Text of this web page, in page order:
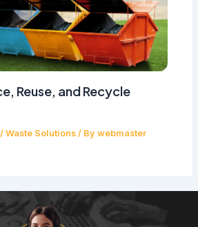
Reuse, and Recycle
/Waste Solutions / Bywebmaster